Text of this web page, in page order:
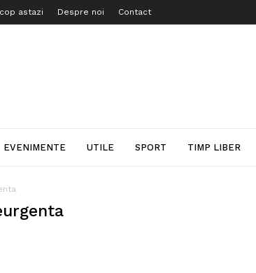
astazi Despre noi Contact
EVENIMENTE UTILE SPORT TIMP LIBER